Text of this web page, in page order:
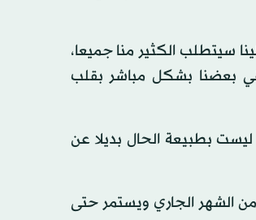
سيتطلب الكثير منا جميعا،
بعضنا بشكل مباشر بقلب
بطبيعة الحال بديلا عن
الشهر الجاري ويستمر حتى